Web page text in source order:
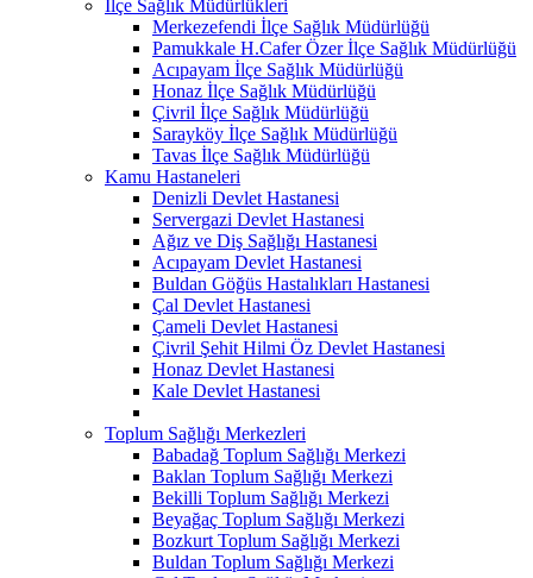
İlçe Sağlık Müdürlükleri
Merkezefendi İlçe Sağlık Müdürlüğü
Pamukkale H.Cafer Özer İlçe Sağlık Müdürlüğü
Acıpayam İlçe Sağlık Müdürlüğü
Honaz İlçe Sağlık Müdürlüğü
Çivril İlçe Sağlık Müdürlüğü
Sarayköy İlçe Sağlık Müdürlüğü
Tavas İlçe Sağlık Müdürlüğü
Kamu Hastaneleri
Denizli Devlet Hastanesi
Servergazi Devlet Hastanesi
Ağız ve Diş Sağlığı Hastanesi
Acıpayam Devlet Hastanesi
Buldan Göğüs Hastalıkları Hastanesi
Çal Devlet Hastanesi
Çameli Devlet Hastanesi
Çivril Şehit Hilmi Öz Devlet Hastanesi
Honaz Devlet Hastanesi
Kale Devlet Hastanesi
Toplum Sağlığı Merkezleri
Babadağ Toplum Sağlığı Merkezi
Baklan Toplum Sağlığı Merkezi
Bekilli Toplum Sağlığı Merkezi
Beyağaç Toplum Sağlığı Merkezi
Bozkurt Toplum Sağlığı Merkezi
Buldan Toplum Sağlığı Merkezi